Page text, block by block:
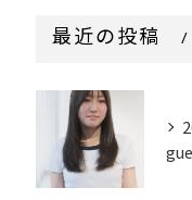
最近の投稿